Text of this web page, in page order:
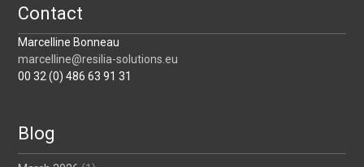
Contact
Marcelline Bonneau
marcelline@resilia-solutions.eu
00 32 (0) 486 63 91 31
Blog